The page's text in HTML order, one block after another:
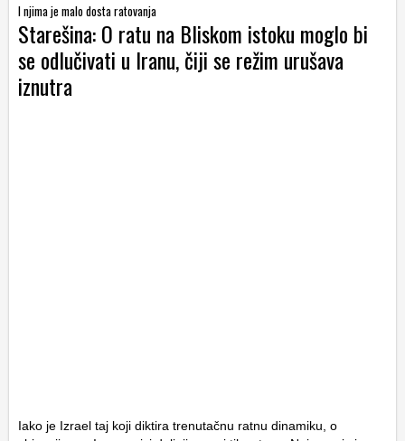
I njima je malo dosta ratovanja
Starešina: O ratu na Bliskom istoku moglo bi
se odlučivati u Iranu, čiji se režim urušava
iznutra
Iako je Izrael taj koji diktira trenutačnu ratnu dinamiku, o